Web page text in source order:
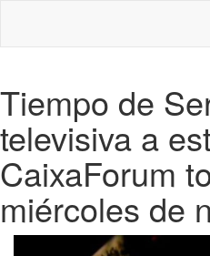
Tiempo de
televisiva a
CaixaForum
miércoles de